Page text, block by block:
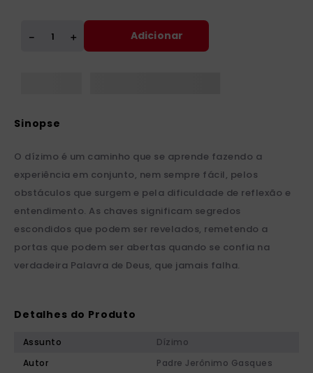
＋
－ Adicionar
O dízimo é um caminho que se aprende fazendo a
experiência em conjunto, nem sempre fácil, pelos
obstáculos que surgem e pela dificuldade de reflexão e
entendimento. As chaves significam segredos
escondidos que podem ser revelados, remetendo a
portas que podem ser abertas quando se confia na
verdadeira Palavra de Deus, que jamais falha.
Detalhes do Produto
Assunto
Dízimo
Autor
Padre Jerônimo Gasques